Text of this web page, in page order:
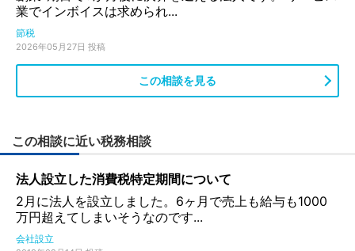
業でインボイスは求められ...
節税
2026年05月27日 投稿
この相談を見る
この相談に近い税務相談
法人設立した消費税特定期間について
2月に法人を設立しました。6ヶ月で売上も給与も1000
万円超えてしまいそうなのです...
会社設立